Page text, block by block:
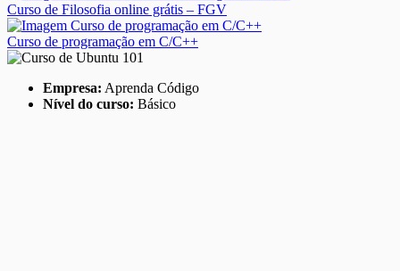
Curso de Filosofia online grátis – FGV
Curso de programação em C/C++
Empresa: Aprenda Código
Nível do curso: Básico